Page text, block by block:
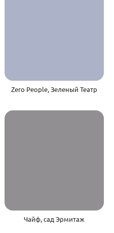
Zero People, Зеленый Театр
Чайф, сад Эрмитаж